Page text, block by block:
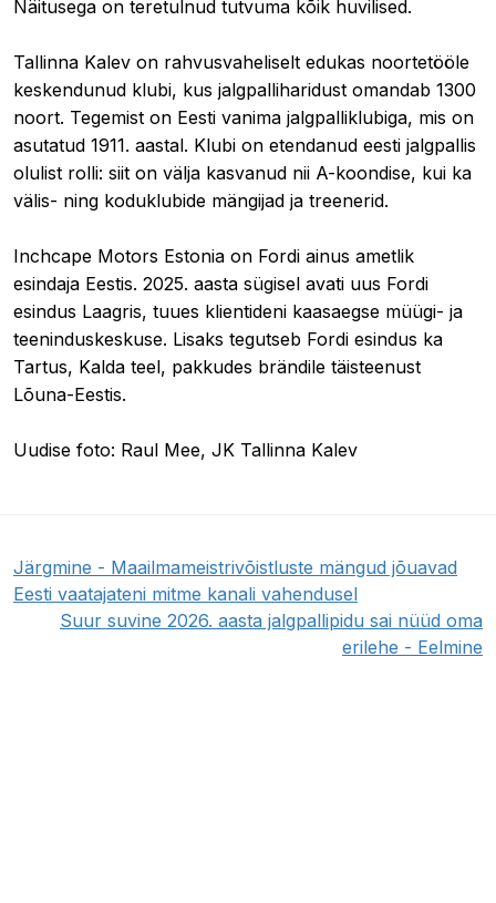
Näitusega on teretulnud tutvuma kõik huvilised.
Tallinna Kalev on rahvusvaheliselt edukas noortetööle
keskendunud klubi, kus jalgpalliharidust omandab 1300
noort. Tegemist on Eesti vanima jalgpalliklubiga, mis on
asutatud 1911. aastal. Klubi on etendanud eesti jalgpallis
olulist rolli: siit on välja kasvanud nii A-koondise, kui ka
välis- ning koduklubide mängijad ja treenerid.
Inchcape Motors Estonia on Fordi ainus ametlik
esindaja Eestis. 2025. aasta sügisel avati uus Fordi
esindus Laagris, tuues klientideni kaasaegse müügi- ja
teeninduskeskuse. Lisaks tegutseb Fordi esindus ka
Tartus, Kalda teel, pakkudes brändile täisteenust
Lõuna-Eestis.
Uudise foto: Raul Mee, JK Tallinna Kalev
Järgmine - Maailmameistrivõistluste mängud jõuavad
Eesti vaatajateni mitme kanali vahendusel
Suur suvine 2026. aasta jalgpallipidu sai nüüd oma
erilehe - Eelmine